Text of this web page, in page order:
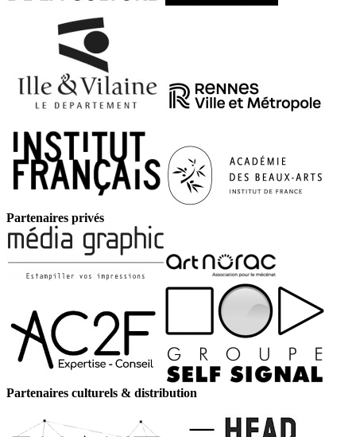
Partenaires privés
Partenaires culturels & distribution